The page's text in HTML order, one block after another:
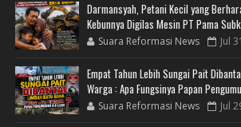
Darmansyah, Petani Kecil yang
Kebunnya Digilas Mesin PT Pama
Suara Reformasi News Jul
Empat Tahun Lebih Sungai Pait
Warga : Apa Fungsinya Papan
Suara Reformasi News Jul